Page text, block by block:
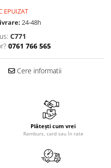
EPUIZAT
24-48h
C771
0761 766 565
Cere informatii
Plătești cum vrei
Ramburs, card sau în rate